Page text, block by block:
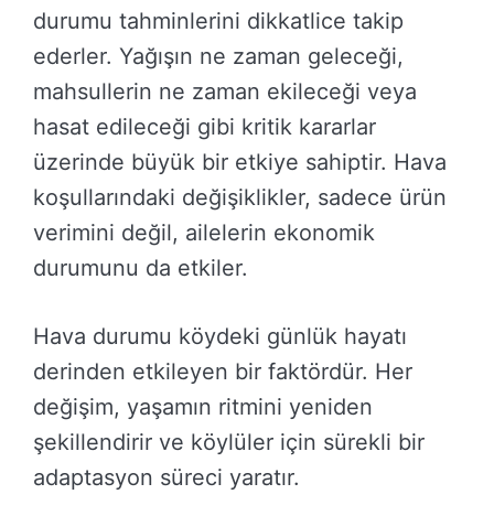
durumu tahminlerini dikkatlice takip
ederler. Yağışın ne zaman geleceği,
mahsullerin ne zaman ekileceği veya
hasat edileceği gibi kritik kararlar
üzerinde büyük bir etkiye sahiptir. Hava
koşullarındaki değişiklikler, sadece ürün
verimini değil, ailelerin ekonomik
durumunu da etkiler.
Hava durumu köydeki günlük hayatı
derinden etkileyen bir faktördür. Her
değişim, yaşamın ritmini yeniden
şekillendirir ve köylüler için sürekli bir
adaptasyon süreci yaratır.